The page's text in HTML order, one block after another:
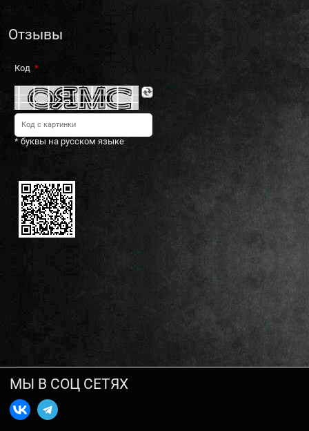
Отзывы
Код
* буквы на русском языке
МЫ В СОЦ СЕТЯХ